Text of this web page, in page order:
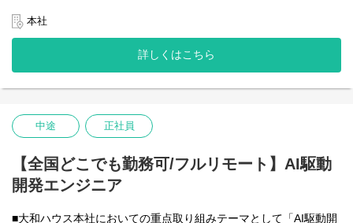
業務フローのヒアリングからRPAロボットが代替する要件定義、
シナリオ作成をもとにした開発作業を担当いただきます。導入後
ます。使用ツールの制約があり、1人で1案件を担当します。
使用ツール：
-UiPath
-AI-OCR/DX Suite
-MySQL など
せん。
また、働く時間に制限もなく、月160時間の勤務で、午前５時～２
２時までの間であれば、自由な時間に働いていただけます。業務
を途中で中断したり、働く時間を調整できるので、家事、育児、
ることが一番の生産性向上につながると思っておりますのでフル
・開発チーム(６名)
ループ会社に必要なRPA(UiPath)の導入・開発を一人一案件担当し
ていただきヒアリングからお任せします。
工期は短い物だと１カ月から長い物だと半年くらいの物が多いで
本社
詳しくはこちら
中途 正社員
【全国どこでも勤務可/フルリモート】AI駆動
開発エンジニア
■大和ハウス本社においての重点取り組みテーマとして「AI駆動開